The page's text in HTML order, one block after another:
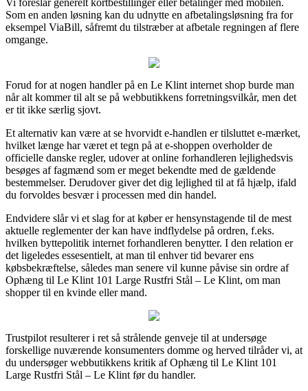
Som en anden løsning kan du udnytte en afbetalingsløsning fra for
eksempel ViaBill, såfremt du tilstræber at afbetale regningen af flere
omgange.
Forud for at nogen handler på en Le Klint internet shop burde man
når alt kommer til alt se på webbutikkens forretningsvilkår, men det
er tit ikke særlig sjovt.
Et alternativ kan være at se hvorvidt e-handlen er tilsluttet e-mærket,
hvilket længe har været et tegn på at e-shoppen overholder de
officielle danske regler, udover at online forhandleren lejlighedsvis
besøges af fagmænd som er meget bekendte med de gældende
bestemmelser. Derudover giver det dig lejlighed til at få hjælp, ifald
du forvoldes besvær i processen med din handel.
Endvidere slår vi et slag for at køber er hensynstagende til de mest
aktuelle reglementer der kan have indflydelse på ordren, f.eks.
hvilken byttepolitik internet forhandleren benytter. I den relation er
det ligeledes essesentielt, at man til enhver tid bevarer ens
købsbekræftelse, således man senere vil kunne påvise sin ordre af
Ophæng til Le Klint 101 Large Rustfri Stål – Le Klint, om man
shopper til en kvinde eller mand.
Trustpilot resulterer i ret så strålende genveje til at undersøge
forskellige nuværende konsumenters domme og herved tilråder vi, at
du undersøger webbutikkens kritik af Ophæng til Le Klint 101
Large Rustfri Stål – Le Klint før du handler.